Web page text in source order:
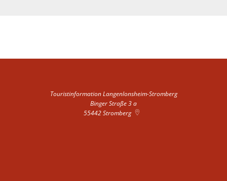
Touristinformation Langenlonsheim-Stromberg
Binger Straße 3 a
55442Stromberg